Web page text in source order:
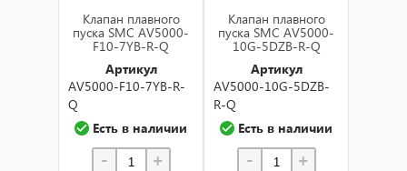
Клапан плавного
пуска SMC AV5000-
F10-7YB-R-Q
Артикул
AV5000-F10-7YB-R-
Q
Есть в наличии
- +
Клапан плавного
пуска SMC AV5000-
10G-5DZB-R-Q
Артикул
AV5000-10G-5DZB-
R-Q
Есть в наличии
- +